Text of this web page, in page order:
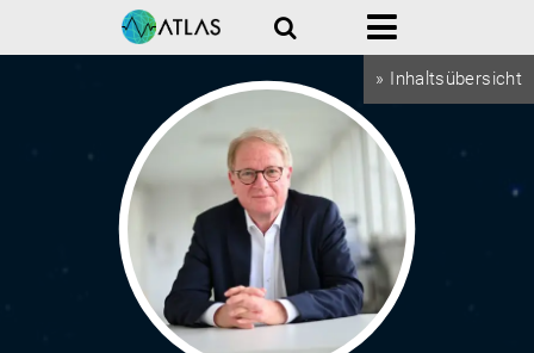
» Inhaltsübersicht
Suche Menü